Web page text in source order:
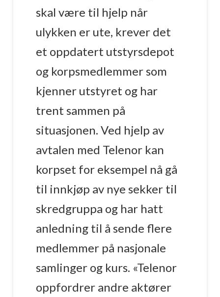
skal være til hjelp når
ulykken er ute, krever det
et oppdatert utstyrsdepot
og korpsmedlemmer som
kjenner utstyret og har
trent sammen på
situasjonen. Ved hjelp av
avtalen med Telenor kan
korpset for eksempel nå gå
til innkjøp av nye sekker til
skredgruppa og har hatt
anledning til å sende flere
medlemmer på nasjonale
samlinger og kurs. «Telenor
oppfordrer andre aktører